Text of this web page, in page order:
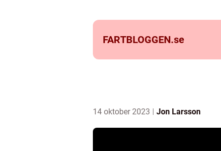
FARTBLOGGEN.se
14 oktober 2023 Jon Larsson